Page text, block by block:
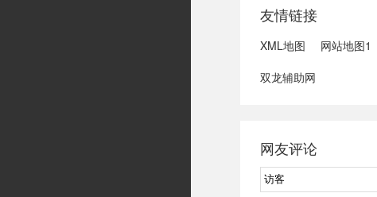
3、司法部：......
友情链接
XML地图 网站地图1
双龙辅助网
网友评论